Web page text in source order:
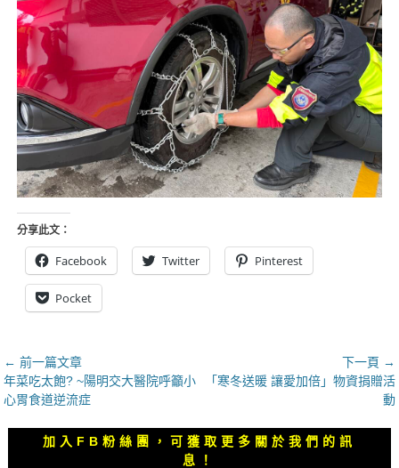
分享此文：
Facebook Twitter Pinterest
Pocket
文
章
導
覽
← 前一篇文章
上
一
年菜吃太飽? ~陽明交大醫院呼籲小
心胃食道逆流症
下一頁 →
文
章：
「寒冬送暖 讓愛加倍」物資捐贈活
動
加入FB粉絲團，可獲取更多關於我們的訊
息！